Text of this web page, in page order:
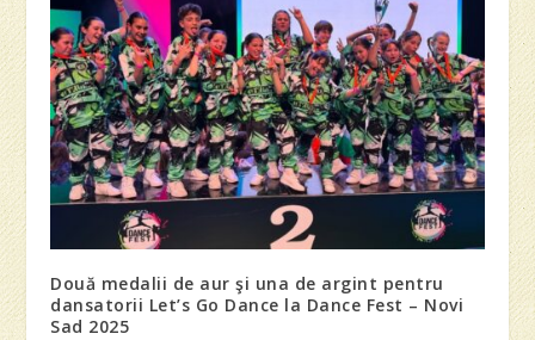
Două medalii de aur şi una de argint pentru
dansatorii Let’s Go Dance la Dance Fest – Novi
Sad 2025